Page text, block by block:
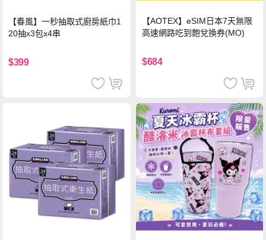
【春風】一秒抽取式廚房紙巾1
20抽x3包x4串
$399
【AOTEX】eSIM日本7天無限
高速網路吃到飽兌換券(MO)
$684